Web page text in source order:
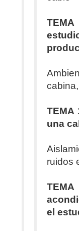
TEMA
una
ruidos
el